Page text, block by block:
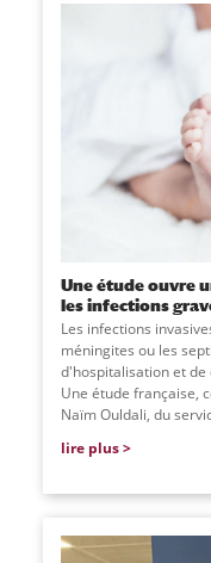
Une étude ouvre
les infections
Les infections
méningites ou les
d'hospitalisation et de
Une étude française,
Naïm Ouldali, du
lire plus